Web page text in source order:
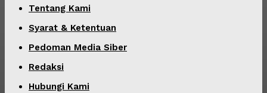
Tentang Kami
Syarat & Ketentuan
Pedoman Media Siber
Redaksi
Hubungi Kami